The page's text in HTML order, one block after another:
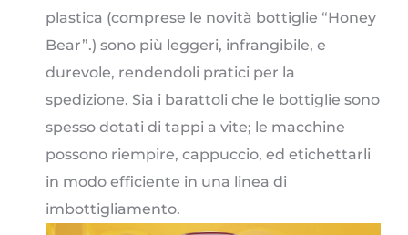
plastica (comprese le novità bottiglie “Honey
Bear”.) sono più leggeri, infrangibile, e
durevole, rendendoli pratici per la
spedizione. Sia i barattoli che le bottiglie sono
spesso dotati di tappi a vite; le macchine
possono riempire, cappuccio, ed etichettarli
in modo efficiente in una linea di
imbottigliamento.